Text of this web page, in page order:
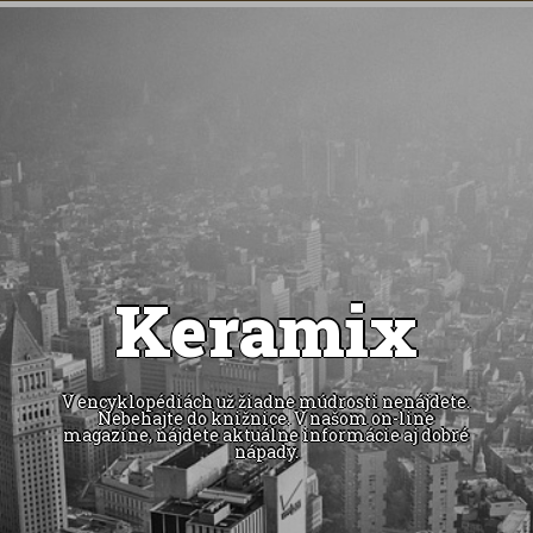
Keramix
V encyklopédiách už žiadne múdrosti nenájdete.
Nebehajte do knižnice. V našom on-line
magazíne, nájdete aktuálne informácie aj dobré
nápady.